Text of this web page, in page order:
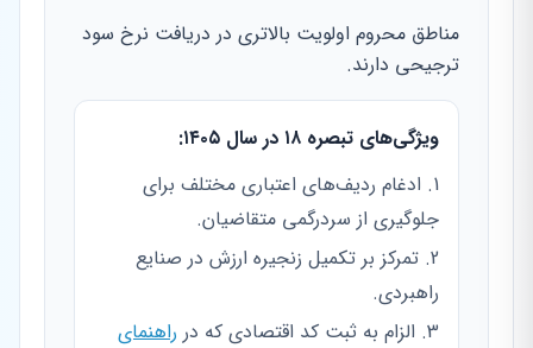
مناطق محروم اولویت بالاتری در دریافت نرخ سود
ترجیحی دارند.
ویژگی‌های تبصره ۱۸ در سال ۱۴۰۵:
ادغام ردیف‌های اعتباری مختلف برای
جلوگیری از سردرگمی متقاضیان.
تمرکز بر تکمیل زنجیره ارزش در صنایع
راهبردی.
الزام به ثبت کد اقتصادی که در راهنمای